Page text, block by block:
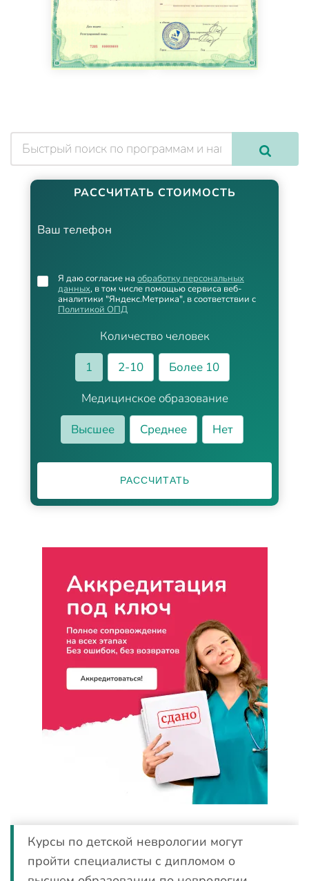
РАССЧИТАТЬ СТОИМОСТЬ
Ваш телефон
Количество человек
1
2-10
Более 10
Медицинское образование
Высшее
Среднее Нет
Я даю согласие на обработку персональных
данных, в том числе помощью сервиса веб-
аналитики "Яндекс.Метрика", в соответствии с
Политикой ОПД
РАССЧИТАТЬ
Курсы по детской неврологии могут
пройти специалисты с дипломом о